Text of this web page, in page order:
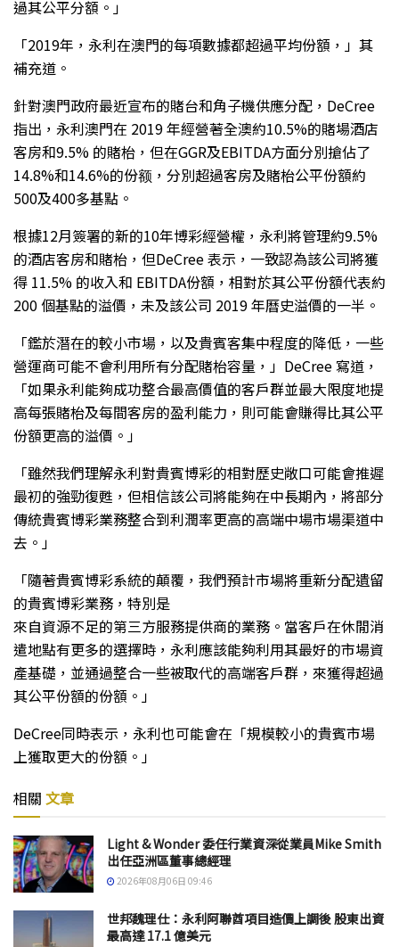
過其公平分額。」
「2019年，永利在澳門的每項數據都超過平均份額，」其
補充道。
針對澳門政府最近宣布的賭台和角子機供應分配，DeCree
指出，永利澳門在 2019 年經營著全澳約10.5%的賭場酒店
客房和9.5% 的賭枱，但在GGR及EBITDA方面分別搶佔了
14.8%和14.6%的份额，分別超過客房及賭枱公平份額約
500及400多基點。
根據12月簽署的新的10年博彩經營權，永利將管理約9.5%
的酒店客房和賭枱，但DeCree 表示，一致認為該公司將獲
得 11.5% 的收入和 EBITDA份額，相對於其公平份額代表約
200 個基點的溢價，未及該公司 2019 年曆史溢價的一半。
「鑑於潛在的較小市場，以及貴賓客集中程度的降低，一些
營運商可能不會利用所有分配賭枱容量，」DeCree 寫道，
「如果永利能夠成功整合最高價值的客戶群並最大限度地提
高每張賭枱及每間客房的盈利能力，則可能會賺得比其公平
份額更高的溢價。」
「雖然我們理解永利對貴賓博彩的相對歷史敞口可能會推遲
最初的強勁復甦，但相信該公司將能夠在中長期內，將部分
傳統貴賓博彩業務整合到利潤率更高的高端中場市場渠道中
去。」
「隨著貴賓博彩系統的顛覆，我們預計市場將重新分配遺留
的貴賓博彩業務，特別是
來自資源不足的第三方服務提供商的業務。當客戶在休閒消
遣地點有更多的選擇時，永利應該能夠利用其最好的市場資
產基礎，並通過整合一些被取代的高端客戶群，來獲得超過
其公平份額的份額。」
DeCree同時表示，永利也可能會在「規模較小的貴賓市場
上獲取更大的份額。」
相關 文章
Light & Wonder 委任行業資深從業員Mike Smith
出任亞洲區董事總經理
2026年08月06日 09:46
世邦魏理仕：永利阿聯酋項目造價上調後 股東出資
最高達 17.1 億美元